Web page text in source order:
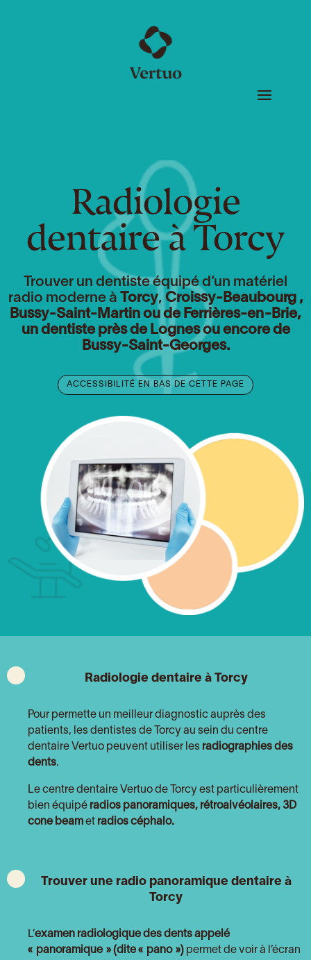
Radiologie
dentaire à Torcy
Trouver un dentiste équipé d’un matériel
radio moderne à
Torcy, Croissy-Beaubourg ,
Bussy-Saint-Martin ou de Ferrières-en-Brie,
un dentiste près de Lognes ou encore de
Bussy-Saint-Georges.
ACCESSIBILITÉ EN BAS DE CETTE PAGE
Radiologie dentaire à Torcy
Pour permette un meilleur diagnostic auprès des
patients, les dentistes de Torcy au sein du centre
dentaire Vertuo peuvent utiliser les radiographies des
dents.
Le centre dentaire Vertuo de Torcy est particulièrement
bien équipé radios panoramiques, rétroalvéolaires, 3D
cone beam et radios céphalo.
Trouver une radio panoramique dentaire à
Torcy
L’examen radiologique des dents appelé
« panoramique » (dite « pano ») permet de voir à l’écran